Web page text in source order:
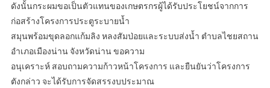
ดังนั้นกระผมขอเป็นตัวแทนของเกษตรกรผู้ได้รับประโยชน์จากการ
ก่อสร้างโครงการประตูระบายน้ำ
สมุนพร้อมขุดลอกแก้มลิง หลงสัมป่อยและระบบส่งน้ำ ตำบลไชยสถาน
อำเภอเมืองน่าน จังหวัดน่าน ขอความ
อนุเคราะห์ สอบถามความก้าวหน้าโครงการ และยืนยันว่าโครงการ
ตังกล่าว จะได้รับการจัดสรรงบประมาณ